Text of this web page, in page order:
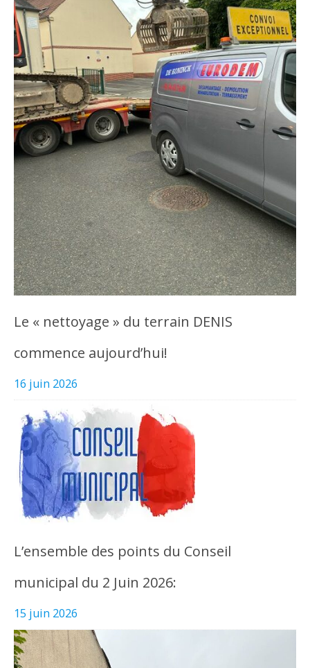
Le « nettoyage » du terrain DENIS
commence aujourd’hui!
16 juin 2026
L’ensemble des points du Conseil
municipal du 2 Juin 2026:
15 juin 2026